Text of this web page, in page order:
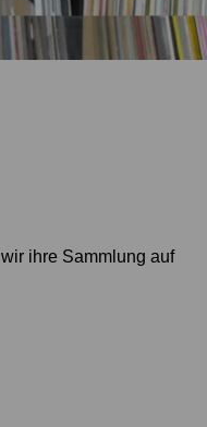
ihre Sammlung auf